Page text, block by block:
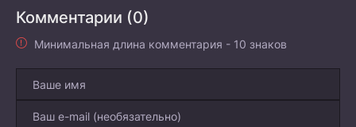
Комментарии (0)
Минимальная длина комментария - 10 знаков